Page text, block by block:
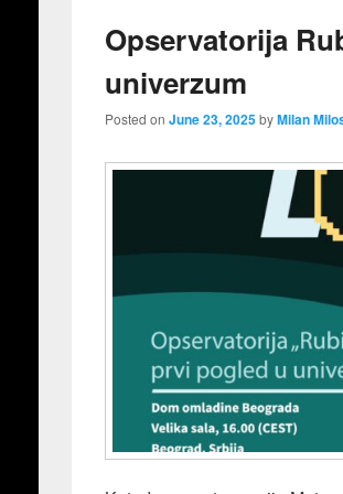
Opservatorija
univerzum
Posted on June 23, 2025byMilan